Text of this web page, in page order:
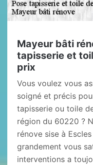
Mayeur bâti
tapisserie et
prix
Vous voulez vous
soigné et précis
tapisserie ou toile
région du 60220 ?
rénove sise à
grandement vous
interventions a